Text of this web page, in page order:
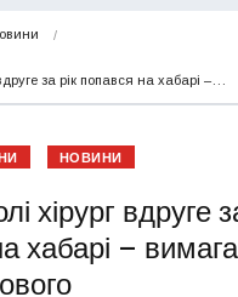
за рік попався на хабарі –…
НОВИНИ
хірург вдруге
хабарі –